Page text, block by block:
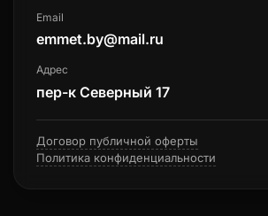
Email
emmet.by@mail.ru
Адрес
пер-к Северный 17
Договор публичной оферты
Политика конфиденциальности